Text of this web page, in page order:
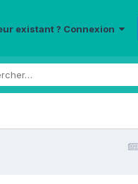
existant ? Connexion